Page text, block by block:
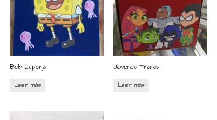
Bob Esponja
Leer más
Jóvenes Titanes
Leer más